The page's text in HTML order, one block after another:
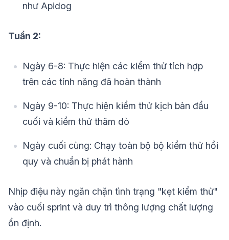
như Apidog
Tuần 2:
Ngày 6-8: Thực hiện các kiểm thử tích hợp
trên các tính năng đã hoàn thành
Ngày 9-10: Thực hiện kiểm thử kịch bản đầu
cuối và kiểm thử thăm dò
Ngày cuối cùng: Chạy toàn bộ bộ kiểm thử hồi
quy và chuẩn bị phát hành
Nhịp điệu này ngăn chặn tình trạng "kẹt kiểm thử"
vào cuối sprint và duy trì thông lượng chất lượng
ổn định.